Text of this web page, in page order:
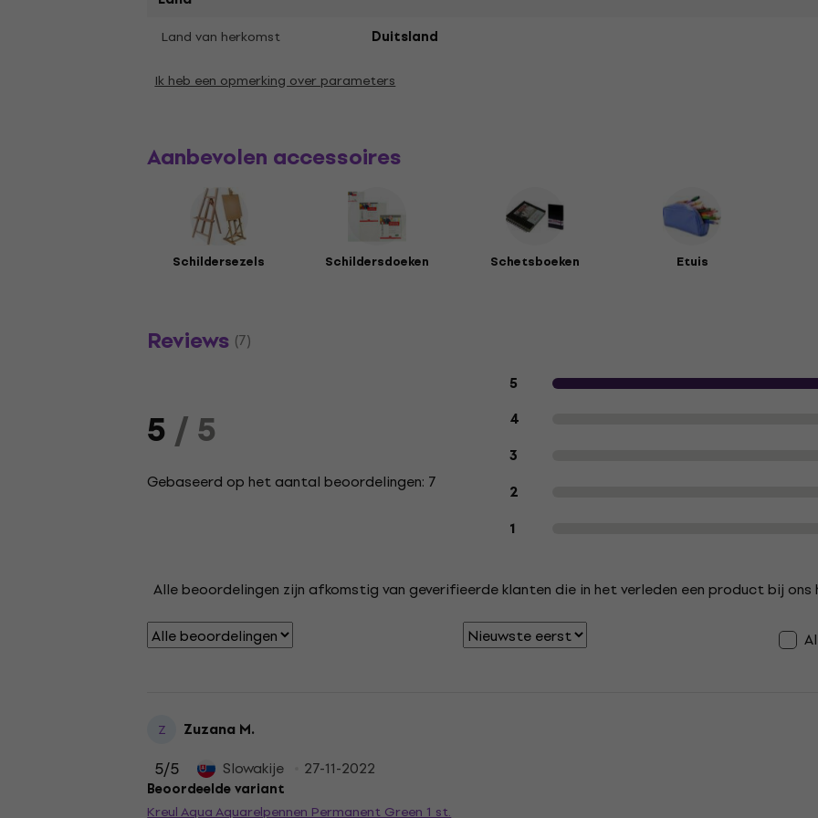
Land van herkomst Duitsland
Ik heb een opmerking over parameters
Aanbevolen accessoires
Schildersezels Schildersdoeken Schetsboeken Etuis
Reviews (7)
5/ 5
Gebaseerd op het aantal beoordelingen: 7
Klantbeoordelingen van het
5
4
3
2
1
Alle beoordelingen zijn afkomstig van geverifieerde klanten die in het verleden een product bij ons
Z Zuzana M.
5/5 Slowakije 27-11-2022
Beoordeelde variant
Kreul Aqua Aquarelpennen Permanent Green 1 st.